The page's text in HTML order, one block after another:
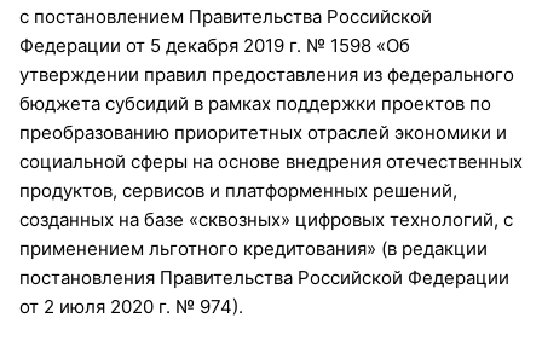
с постановлением Правительства Российской
Федерации от 5 декабря 2019 г. № 1598 «Об
утверждении правил предоставления из федерального
бюджета субсидий в рамках поддержки проектов по
преобразованию приоритетных отраслей экономики и
социальной сферы на основе внедрения отечественных
продуктов, сервисов и платформенных решений,
созданных на базе «сквозных» цифровых технологий, с
применением льготного кредитования» (в редакции
постановления Правительства Российской Федерации
от 2 июля 2020 г. № 974).